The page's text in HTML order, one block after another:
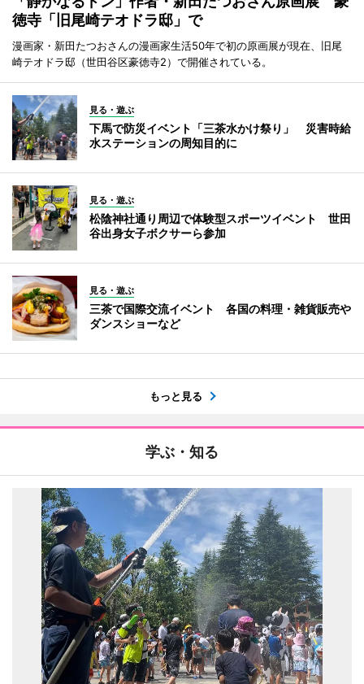
徳寺「旧尾崎テオドラ邸」で
漫画家・新田たつおさんの漫画家生活50年で初の原画展が現在、旧尾
崎テオドラ邸（世田谷区豪徳寺2）で開催されている。
見る・遊ぶ
下馬で防災イベント「三茶水かけ祭り」 災害時給
水ステーションの周知目的に
見る・遊ぶ
松陰神社通り周辺で体験型スポーツイベント 世田
谷出身女子ボクサーら参加
見る・遊ぶ
三茶で国際交流イベント 各国の料理・雑貨販売や
ダンスショーなど
もっと見る
学ぶ・知る